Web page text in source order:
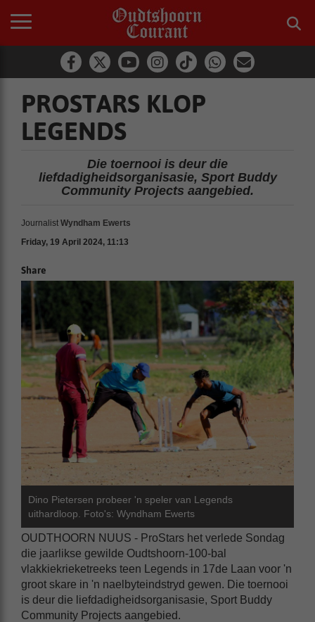
PROSTARS KLOP
LEGENDS
Die toernooi is deur die
liefdadigheidsorganisasie, Sport Buddy
Community Projects aangebied.
Journalist Wyndham Ewerts
Friday, 19 April 2024, 11:13
Share
Dino Pietersen probeer 'n speler van Legends
uithardloop. Foto's: Wyndham Ewerts
OUDTHOORN NUUS - ProStars het verlede Sondag
die jaarlikse gewilde Oudtshoorn-100-bal
vlakkiekrieketreeks teen Legends in 17de Laan voor 'n
groot skare in 'n naelbyteindstryd gewen. Die toernooi
is deur die liefdadigheidsorganisasie, Sport Buddy
Community Projects aangebied.